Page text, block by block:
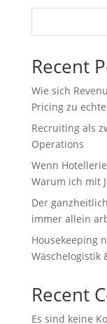
Recent
Wie sich
Pricing zu
Recruiting als
Operations
Wenn
Warum ich mit
Der
immer allein
Housekeeping
Wäschelogistik
Recent
Es sind keine